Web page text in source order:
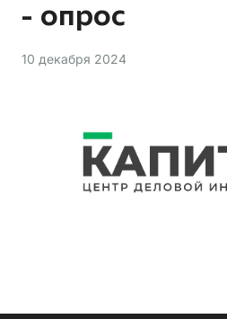
- опрос
10 декабря 2024